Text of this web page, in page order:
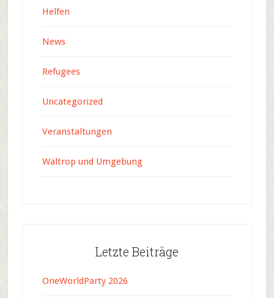
Helfen
News
Refugees
Uncategorized
Veranstaltungen
Waltrop und Umgebung
Letzte Beiträge
OneWorldParty 2026